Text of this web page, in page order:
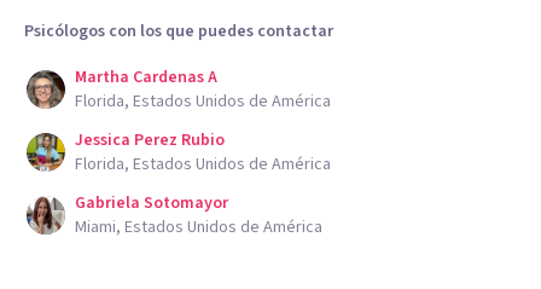
Psicólogos con los que puedes contactar
Martha Cardenas A
Florida, Estados Unidos de América
Jessica Perez Rubio
Florida, Estados Unidos de América
Gabriela Sotomayor
Miami, Estados Unidos de América